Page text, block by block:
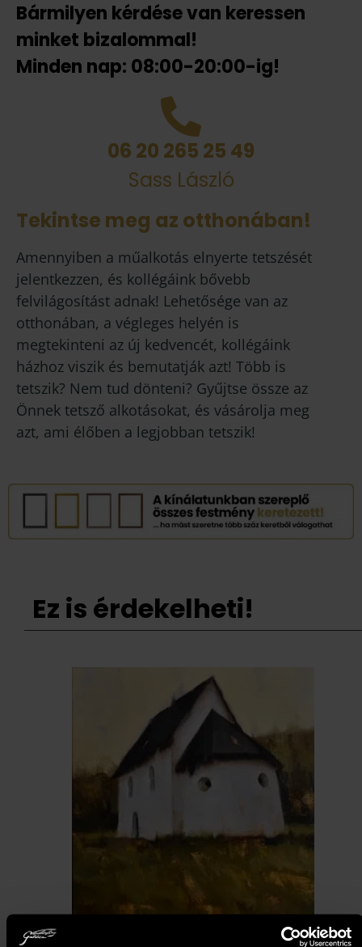
Bármilyen kérdése van keressen
minket bizalommal!
Minden nap: 08:00-20:00-ig!
06 20 265 25 49
Sass László
Tekintse meg az otthonában!
Amennyiben a műalkotás elnyerte tetszését
jelentkezzen, és kollégáink bővebb
felvilágosítást adnak! Lehetősége van az
otthonában, a végleges helyén is
megtekinteni az új kedvencét, kollégáink
házhoz viszik és bemutatják azt! Több is
tetszik? Nem tud dönteni? Gyűjtse össze az
Önnek tetsző alkotásokat, és vásárolja meg
azt, ami élőben a legjobban tetszik!
Ez is érdekelheti!